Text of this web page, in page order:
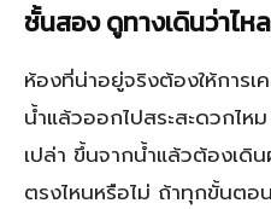
ชั้นสอง ดูทางเดินว่าไ
ห้องที่น่าอยู่จริงต้องให้การเ
น้ำแล้วออกไปสระสะดวกไห
เปล่า ขึ้นจากน้ำแล้วต้องเ
ตรงไหนหรือไม่ ถ้าทุกขั้นตอ